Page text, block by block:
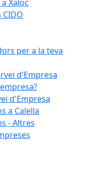
Xaloc
per a la teva
d'Empresa
d'Empresa
a Calella
- Altres